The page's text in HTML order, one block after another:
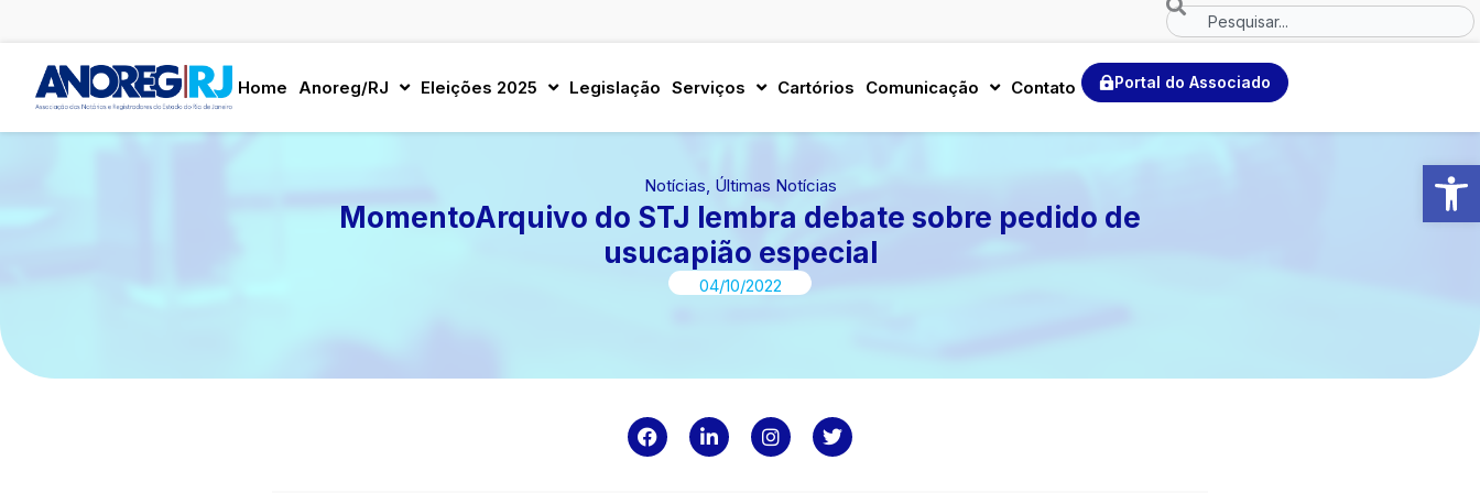
Abrir
Search
Home Anoreg/RJ Eleições 2025 Legislação Serviços Cartórios Comunicação Contato Portal do Associado
Notícias, Últimas Notícias
MomentoArquivo do STJ lembra debate sobre pedido de
usucapião especial
04/10/2022
F
a
L
i
I
n
T
w